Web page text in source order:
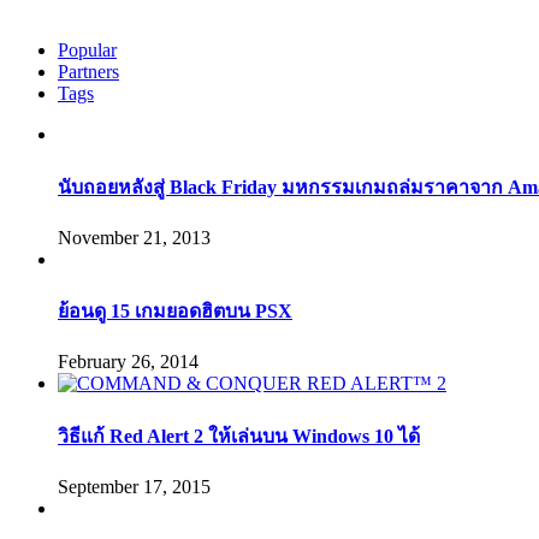
Popular
Partners
Tags
นับถอยหลังสู่ Black Friday มหกรรมเกมถล่มราคาจาก
November 21, 2013
ย้อนดู 15 เกมยอดฮิตบน PSX
February 26, 2014
วิธีแก้ Red Alert 2 ให้เล่นบน Windows 10 ได้
September 17, 2015